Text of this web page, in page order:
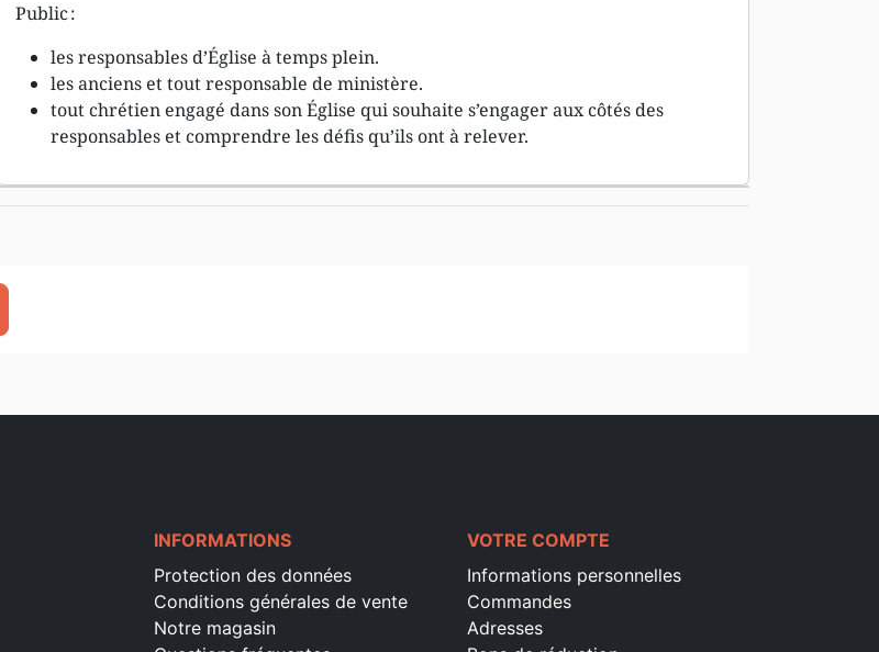
Public :
les responsables d’Église à temps plein.
les anciens et tout responsable de ministère.
tout chrétien engagé dans son Église qui souhaite s’engager aux côtés des
responsables et comprendre les défis qu’ils ont à relever.
INFORMATIONS
Protection des données
Conditions générales de vente
Notre magasin
VOTRE COMPTE
Informations personnelles
Commandes
Adresses